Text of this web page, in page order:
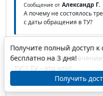
Сообщение от Александр Г.
А почему не состоялось
с даты обращения в ТУ?
Не совсем поняла. Что
требование о
ТУ"? ТУ - это что?
Получите полный доступ к
бесплатно на 3 дня!
Получить